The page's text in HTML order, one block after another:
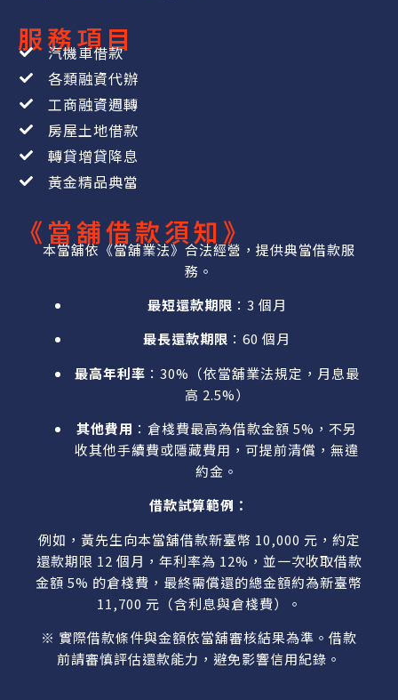
服務項目
汽機車借款
各類融資代辦
工商融資週轉
房屋土地借款
轉貸增貸降息
黃金精品典當
《當舖借款須知》
本當舖依《當舖業法》合法經營，提供典當借款服
務。
最短還款期限 ：3 個月
最長還款期限 ：60 個月
最高年利率 ：30%（依當舖業法規定，月息最
高 2.5%）
其他費用 ：倉棧費最高為借款金額 5%，不另
收其他手續費或隱藏費用，可提前清償，無違
約金。
借款試算範例：
例如，黃先生向本當舖借款新臺幣 10,000 元，約定
還款期限 12 個月，年利率為 12%，並一次收取借款
金額 5% 的倉棧費，最終需償還的總金額約為新臺幣
11,700 元（含利息與倉棧費）。
※ 實際借款條件與金額依當舖審核結果為準。借款
前請審慎評估還款能力，避免影響信用紀錄。